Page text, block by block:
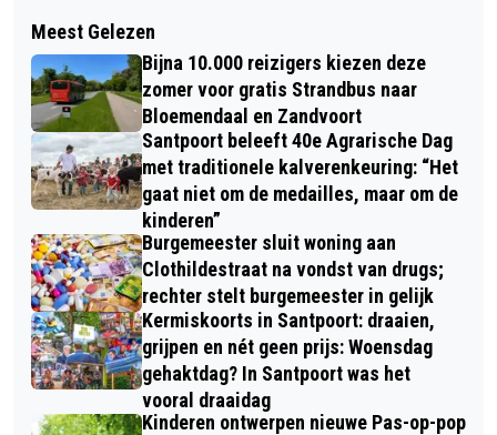
LIEFHEBBERS BLOEMENCORSO
TROTSEREN WEER EN WIND VOOR
KLEURRIJK SPEKTAKEL
GREENPEACE EN OMWONENDEN TATA
STEEL IN ACTIE VOOR SCHONE LUCHT
Meest Gelezen
Bijna 10.000 reizigers kiezen deze
zomer voor gratis Strandbus naar
Bloemendaal en Zandvoort
Santpoort beleeft 40e Agrarische Dag
met traditionele kalverenkeuring: “Het
gaat niet om de medailles, maar om de
kinderen”
Burgemeester sluit woning aan
Clothildestraat na vondst van drugs;
rechter stelt burgemeester in gelijk
Kermiskoorts in Santpoort: draaien,
grijpen en nét geen prijs: Woensdag
gehaktdag? In Santpoort was het
vooral draaidag
Kinderen ontwerpen nieuwe Pas-op-pop